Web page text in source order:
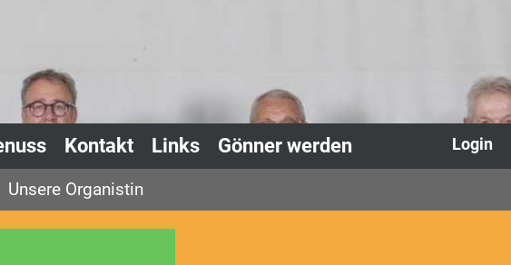
Kontakt Links Gönner werden Login
Unsere Organistin